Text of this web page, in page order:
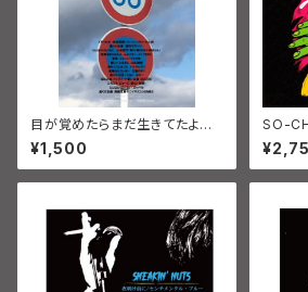
目が覚めたらまだ生きてたよ
生きてるうちに R.I.P. ミカカ2
¥1,500
SO-
KE 初
き